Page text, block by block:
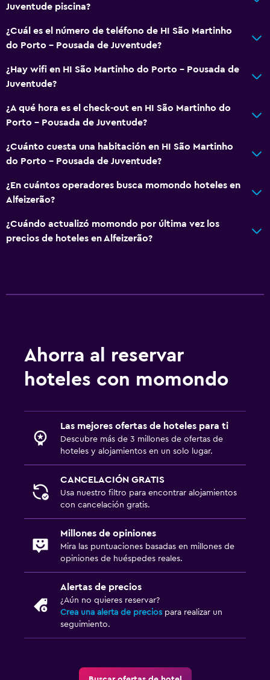
Juventude piscina?
¿Cuál es el número de teléfono de HI São Martinho
do Porto - Pousada de Juventude?
¿Hay wifi en HI São Martinho do Porto - Pousada de
Juventude?
¿A qué hora es el check-out en HI São Martinho do
Porto - Pousada de Juventude?
¿Cuánto cuesta una habitación en HI São Martinho
do Porto - Pousada de Juventude?
¿En cuántos operadores busca momondo hoteles en
Alfeizerão?
¿Cuándo actualizó momondo por última vez los
precios de hoteles en Alfeizerão?
Ahorra al reservar
hoteles con momondo
Las mejores ofertas de hoteles para ti
Descubre más de 3 millones de ofertas de
hoteles y alojamientos en un solo lugar.
CANCELACIÓN GRATIS
Usa nuestro filtro para encontrar alojamientos
con cancelación gratis.
Millones de opiniones
Mira las puntuaciones basadas en millones de
opiniones de huéspedes reales.
Alertas de precios
¿Aún no quieres reservar?
Crea una alerta de precios para realizar un
seguimiento.